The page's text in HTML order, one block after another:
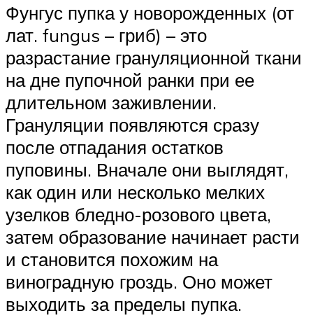
Фунгус пупка у новорожденных (от
лат. fungus – гриб) – это
разрастание грануляционной ткани
на дне пупочной ранки при ее
длительном заживлении.
Грануляции появляются сразу
после отпадания остатков
пуповины. Вначале они выглядят,
как один или несколько мелких
узелков бледно-розового цвета,
затем образование начинает расти
и становится похожим на
виноградную гроздь. Оно может
выходить за пределы пупка.